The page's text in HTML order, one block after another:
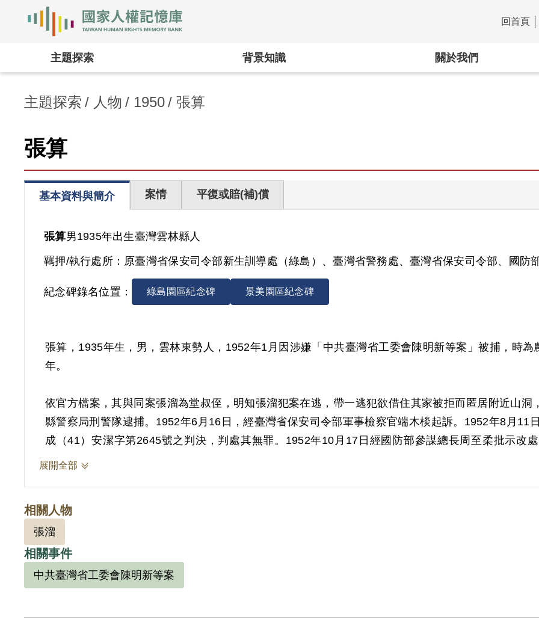
:::
回首頁
主題探索 背景知識 關於我們
主題探索 人物 1950 張算
張算
基本資料與簡介 案情 平復或賠(補)償
張算男1935年出生臺灣雲林縣人
羈押/執行處所： 原臺灣省保安司令部新生訓導處（綠島）、臺灣省警務處、臺灣省保安司令部、國防
紀念碑錄名位置： 綠島園區紀念碑 景美園區紀念碑
張算，1935年生，男，雲林東勢人，1952年1月因涉嫌「中共臺灣省工委會陳明新等案」被捕，時
年。
依官方檔案，其與同案張溜為堂叔侄，明知張溜犯案在逃，帶一逃犯欲借住其家被拒而匿居附近山
縣警察局刑警隊逮捕。1952年6月16日，經臺灣省保安司令部軍事檢察官端木棪起訴。1952年8月11
成（41）安潔字第2645號之判決，判處其無罪。1952年10月17日經國防部參謀總長周至柔批示改
意。1953年1月20日經國防部（42）廉龐字第七十六號代電核定。故1953年1月24日終審時，被以《
1999年5月3日，張算向補償基金會提出補償申請，2000年12月13日經第一屆第九次臨時董事會審核
正，應予交付感化，屬思想層次問題，故認本案非有實據。2018年12月7日經促轉會公告撤銷保安處分
撰寫者/資料來源：陳淑容
展開全部
相關人物
張溜
相關事件
中共臺灣省工委會陳明新等案